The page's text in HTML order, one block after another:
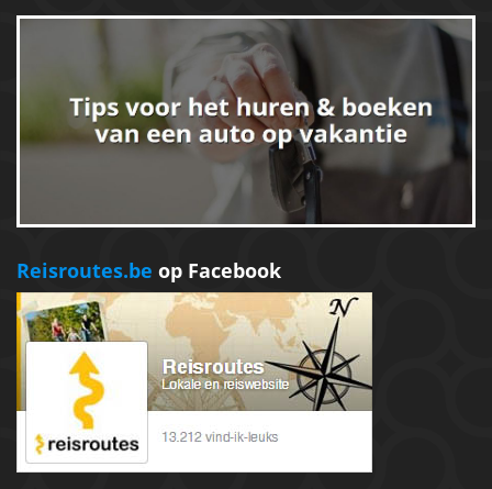
Reisroutes.be op Facebook